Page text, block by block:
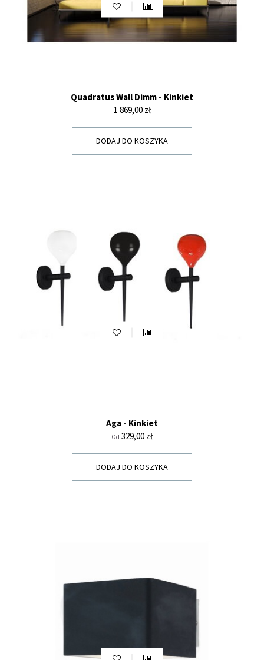
Quadratus Wall Dimm - Kinkiet
Cena
1 869,00 zł
DODAJ DO KOSZYKA
Aga - Kinkiet
Od Cena
329,00 zł
DODAJ DO KOSZYKA